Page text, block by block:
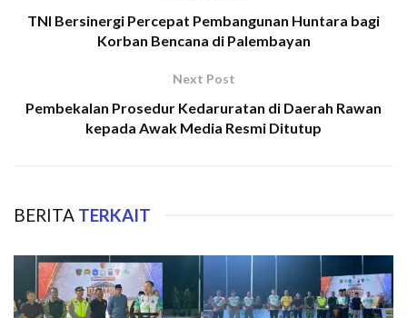
TNI Bersinergi Percepat Pembangunan Huntara bagi
Korban Bencana di Palembayan
Next Post
Pembekalan Prosedur Kedaruratan di Daerah Rawan
kepada Awak Media Resmi Ditutup
BERITA TERKAIT